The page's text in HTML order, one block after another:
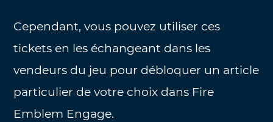
Cependant, vous pouvez utiliser ces
tickets en les échangeant dans les
vendeurs du jeu pour débloquer un article
particulier de votre choix dans Fire
Emblem Engage.